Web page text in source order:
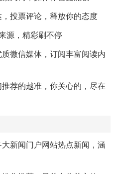
投票评论，释放你的态度
源，精彩刷不停
微信媒体，订阅丰富阅读内
荐的越准，你关心的，尽在
新闻门户网站热点新闻，涵